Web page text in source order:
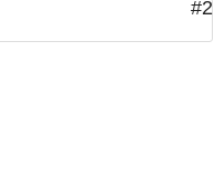
#2